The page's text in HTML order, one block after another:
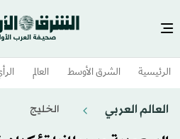
الرئيسية الشرق الأوسط​ العالم
العالم العربي الخليج